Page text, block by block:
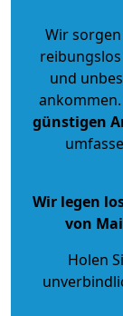
Wir
und
günstigen
Wir legen
von
Holen